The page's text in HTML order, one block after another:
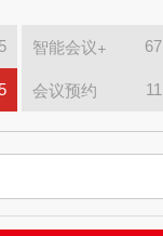
终端外设 9
智能会议 67
+
会议预约
11